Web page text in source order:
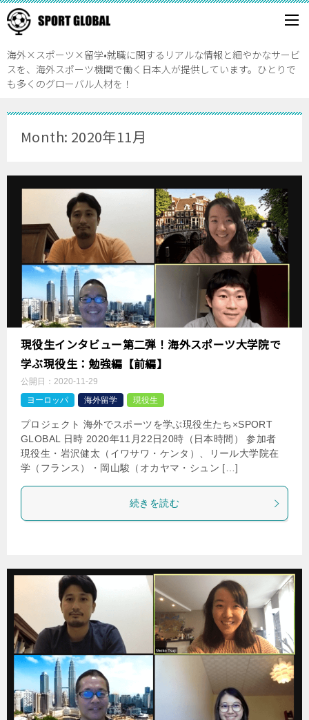
海外×スポーツ×留学•就職に関するリアルな情報と細やかなサービ
スを、海外スポーツ機関で働く日本人が提供しています。ひとりで
も多くのグローバル人材を！
Month: 2020年11月
現役生インタビュー第二弾！海外スポーツ大学院で
学ぶ現役生：勉強編【前編】
公開日： 2020-11-29
ヨーロッパ
海外留学 現役生
プロジェクト 海外でスポーツを学ぶ現役生たち×SPORT
GLOBAL 日時 2020年11月22日20時（日本時間） 参加者
現役生・岩沢健太（イワサワ・ケンタ）、リール大学院在
学（フランス）・岡山駿（オカヤマ・シュン […]
続きを読む